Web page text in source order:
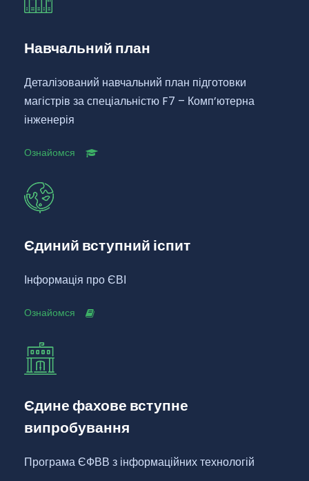
Навчальний план
Деталізований навчальний план підготовки
магістрів за спеціальністю F7 – Комп’ютерна
інженерія
Ознайомся
Єдиний вступний іспит
Інформація про ЄВІ
Ознайомся
Єдине фахове вступне
випробування
Програма ЄФВВ з інформаційних технологій